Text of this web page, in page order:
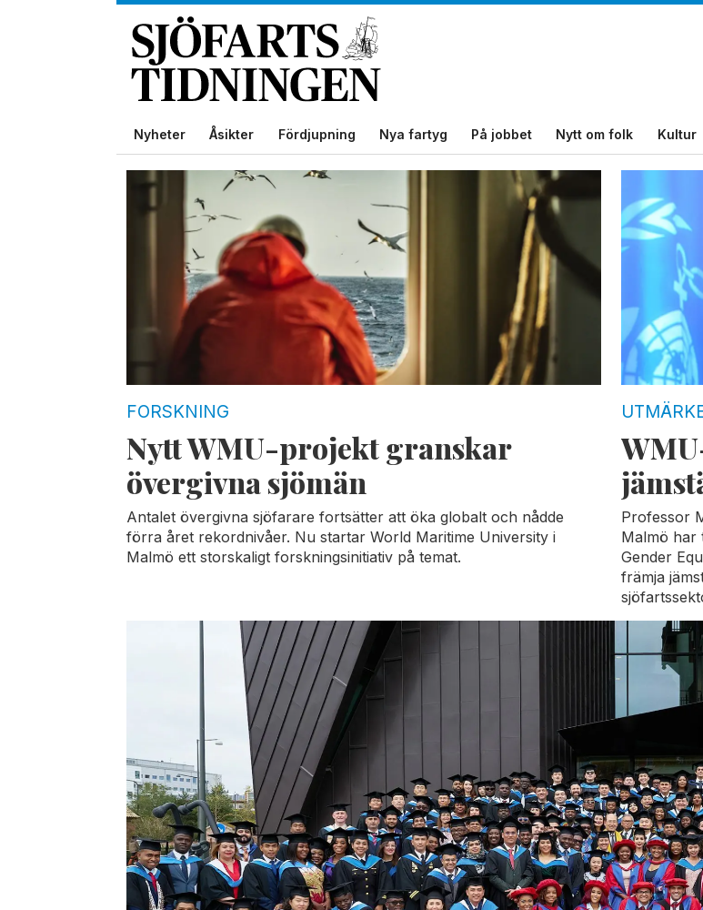
Nyheter Åsikter Fördjupning Nya fartyg På jobbet Nytt om folk Kultur
maritime
university
FORSKNING
Nytt WMU-projekt granskar
övergivna sjömän
Antalet övergivna sjöfarare fortsätter att öka globalt och nådde
förra året rekordnivåer. Nu startar World Maritime University i
Malmö ett storskaligt forskningsinitiativ på temat.
Professor
Malmö har
Gender
främja